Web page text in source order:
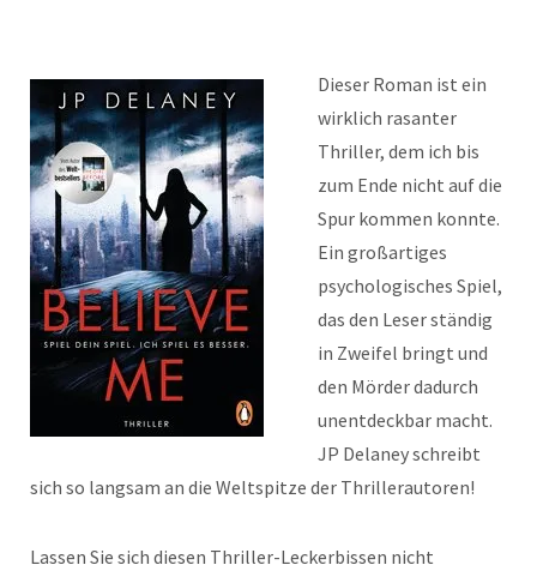
Dieser Roman ist ein
wirklich rasanter
Thriller, dem ich bis
zum Ende nicht auf die
Spur kommen konnte.
Ein großartiges
psychologisches Spiel,
das den Leser ständig
in Zweifel bringt und
den Mörder dadurch
unentdeckbar macht.
JP Delaney schreibt
sich so langsam an die Weltspitze der Thrillerautoren!
Lassen Sie sich diesen Thriller-Leckerbissen nicht